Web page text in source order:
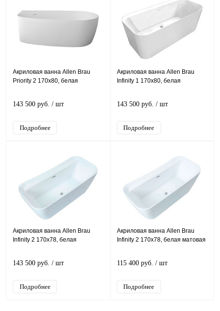
Акриловая ванна Allen Brau
Priority 2 170x80, белая
143 500 руб. / шт
Подробнее
Акриловая ванна Allen Brau
Infinity 1 170x80, белая
143 500 руб. / шт
Подробнее
Акриловая ванна Allen Brau
Infinity 2 170x78, белая
143 500 руб. / шт
Подробнее
Акриловая ванна Allen Brau
Infinity 2 170x78, белая матовая
115 400 руб. / шт
Подробнее